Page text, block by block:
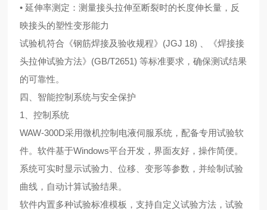
• 延伸率测定：测量接头拉伸至断裂时的长度伸长量，反
映接头的塑性变形能力
试验机符合《钢筋焊接及验收规程》(JGJ 18) 、《焊接接
头拉伸试验方法》(GB/T2651) 等标准要求，确保测试结果
的可靠性。
四、智能控制系统与安全保护
1、控制系统
WAW-300D采用微机控制电液伺服系统，配备专用试验软
件。软件基于Windows平台开发，界面友好，操作简便。
系统可实时显示试验力、位移、变形等参数，并绘制试验
曲线，自动计算试验结果。
软件内置多种试验标准模板，支持自定义试验方法，试验